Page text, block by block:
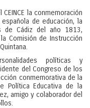
la conmemoración
de educación, la
de Cádiz del año 1813,
Comisión de Instrucción
políticas y
del Congreso de los
conmemorativa de la
Política Educativa de la
amigo y colaborador del